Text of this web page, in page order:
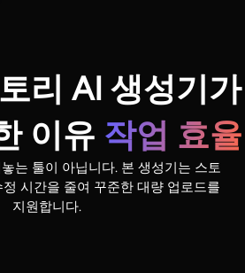
리 AI 생성기가
이유 작업 효
는 툴이 아닙니다. 본 생성기는 스토
시간을 줄여 꾸준한 대량 업로드를
지원합니다.